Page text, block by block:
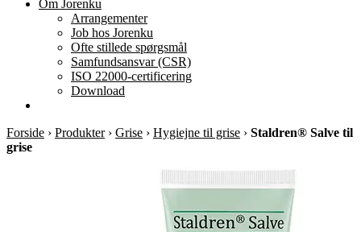
Om Jorenku
Arrangementer
Job hos Jorenku
Ofte stillede spørgsmål
Samfundsansvar (CSR)
ISO 22000-certificering
Download
Forside › Produkter› Grise › Hygiejne til grise › Staldren® Salve til
grise